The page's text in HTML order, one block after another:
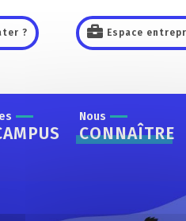
? Espace
Nous
CONNAÎTRE